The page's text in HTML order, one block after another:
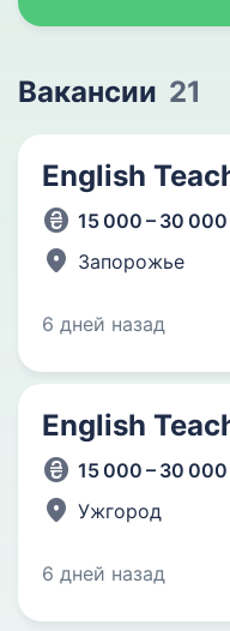
Вакансии 21
English
15 000 – 30 000
Запорожье
6 дней назад
English
15 000 – 30 000
Ужгород
6 дней назад